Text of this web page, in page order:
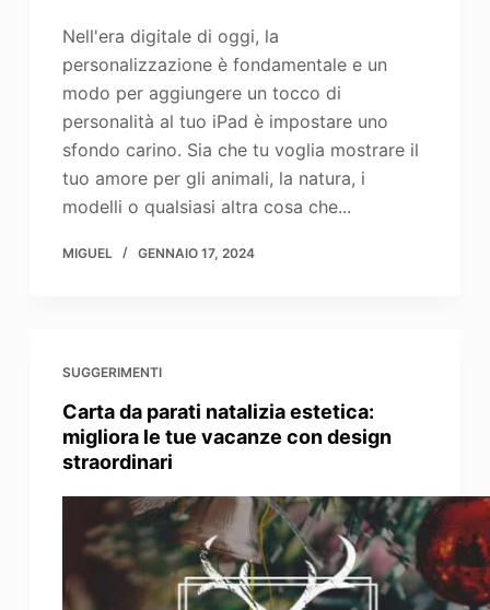
Nell'era digitale di oggi, la
personalizzazione è fondamentale e un
modo per aggiungere un tocco di
personalità al tuo iPad è impostare uno
sfondo carino. Sia che tu voglia mostrare il
tuo amore per gli animali, la natura, i
modelli o qualsiasi altra cosa che...
MIGUEL GENNAIO 17, 2024
SUGGERIMENTI
Carta da parati natalizia estetica:
migliora le tue vacanze con design
straordinari